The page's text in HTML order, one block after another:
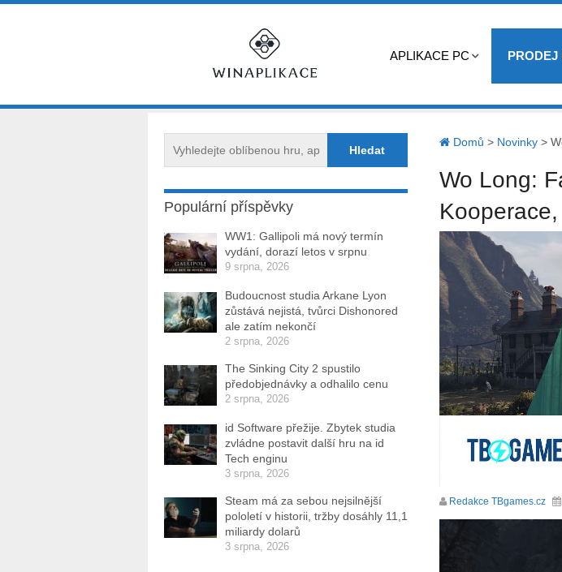
APLIKACE PC PRODEJ
Domů > Novinky>
Wo Long:
Redakce TBgames.cz
Populární příspěvky
WW1: Gallipoli má nový termín
vydání, dorazí letos v srpnu
9 srpna, 2026
Budoucnost studia Arkane Lyon
zůstává nejistá, tvůrci Dishonored
ale zatím nekončí
2 srpna, 2026
The Sinking City 2 spustilo
předobjednávky a odhalilo cenu
2 srpna, 2026
id Software přežije. Zbytek studia
zvládne postavit další hru na id
Tech enginu
3 srpna, 2026
Steam má za sebou nejsilnější
pololetí v historii, tržby dosáhly 11,1
miliardy dolarů
3 srpna, 2026